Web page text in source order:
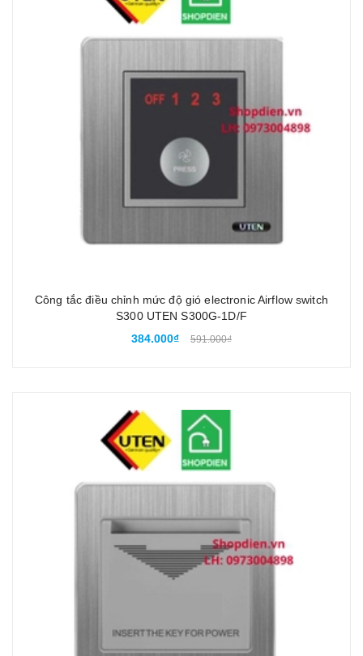
Công tắc điều chỉnh mức độ gió electronic Airflow switch
S300 UTEN S300G-1D/F
384.000₫
591.000₫